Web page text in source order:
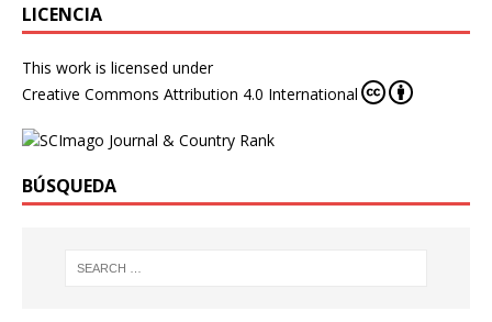
LICENCIA
This work is licensed under
Creative Commons Attribution 4.0 International
BÚSQUEDA